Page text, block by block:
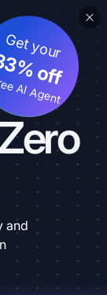
Get your
off
AI Agent
and